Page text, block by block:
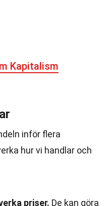
Kapitalism
inför flera
hur vi handlar och
priser. De kan göra